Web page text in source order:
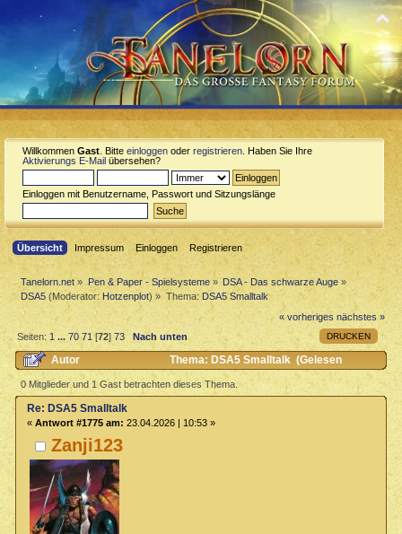
Willkommen Gast . Bitte einloggen oder registrieren . Haben Sie Ihre
Aktivierungs E-Mail übersehen?
Einloggen mit Benutzername, Passwort und Sitzungslänge
Übersicht Impressum Einloggen Registrieren
Tanelorn.net » Pen & Paper - Spielsysteme» DSA - Das schwarze Auge »
DSA5 (Moderator:Hotzenplot) » Thema: DSA5 Smalltalk
« vorheriges nächstes »
DRUCKEN
Seiten:1 ...70 71[72]73 Nach unten
Autor
Thema: DSA5 Smalltalk (Gelesen
337629 mal)
0 Mitglieder und 1 Gast betrachten dieses Thema.
Zanji123
Re: DSA5 Smalltalk
« Antwort #1775 am: 23.04.2026 | 10:53 »